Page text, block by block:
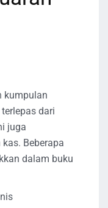
kumpulan
dari
juga
Beberapa
dalam buku